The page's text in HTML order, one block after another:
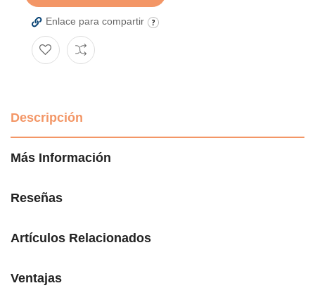
Enlace para compartir
Descripción
Más Información
Reseñas
Artículos Relacionados
Ventajas